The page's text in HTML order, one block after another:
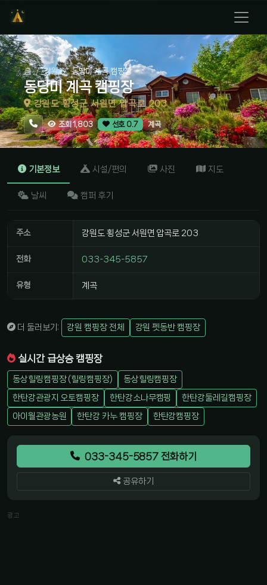
홈 강원 동당미 계곡 캠핑장
동당미 계곡 캠핑장
강원도 횡성군 서원면 압곡로 203
조회 1,803 선호 0.7 계곡
기본정보 시설/편의 사진 지도
날씨 캠퍼 후기
주소 강원도 횡성군 서원면 압곡로 203
전화 033-345-5857
유형 계곡
더 둘러보기: 강원 캠핑장 전체 강원 펫동반 캠핑장
실시간 급상승 캠핑장
동상힐링캠핑장 (힐링캠핑장)
동상힐링캠핑장
한탄강관광지 오토캠핑장
한탄강소나무캠핑
한탄강둘레길캠핑장
아이월관광농원
한탄강 카누 캠핑장 한탄강캠핑장
033-345-5857 전화하기
공유하기
광고